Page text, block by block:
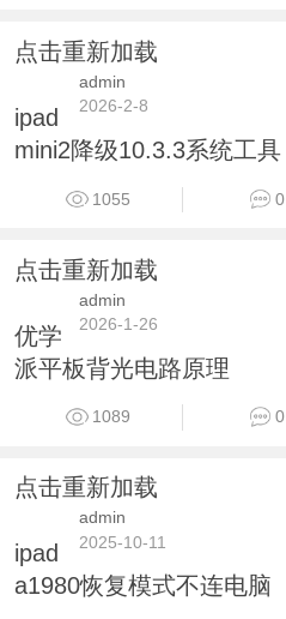
点击重新加载
admin
2026-2-8
ipad
mini2降级10.3.3系统工具
1055 0
点击重新加载
admin
2026-1-26
优学
派平板背光电路原理
1089 0
点击重新加载
admin
2025-10-11
ipad
a1980恢复模式不连电脑